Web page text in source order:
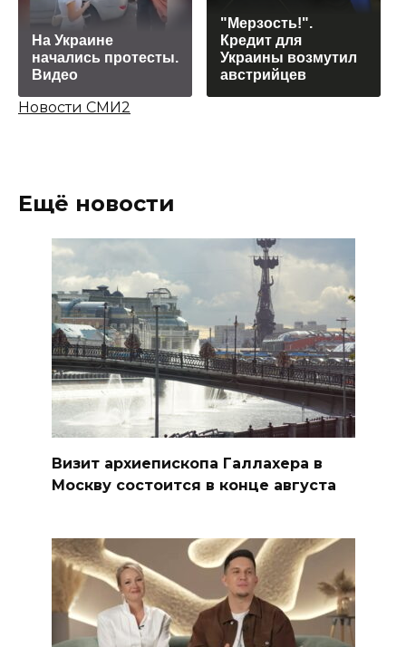
На Украине
начались протесты.
Видео
"Мерзость!".
Кредит для
Украины возмутил
австрийцев
Новости СМИ2
Ещё новости
Визит архиепископа Галлахера в
Москву состоится в конце августа